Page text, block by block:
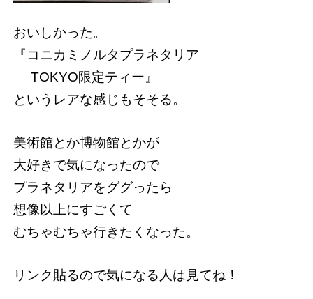
おいしかった。
『コニカミノルタプラネタリア
TOKYO限定ティー』
というレアな感じもそそる。
美術館とか博物館とかが
大好きで気になったので
プラネタリアをググったら
想像以上にすごくて
むちゃむちゃ行きたくなった。
リンク貼るので気になる人は見てね！